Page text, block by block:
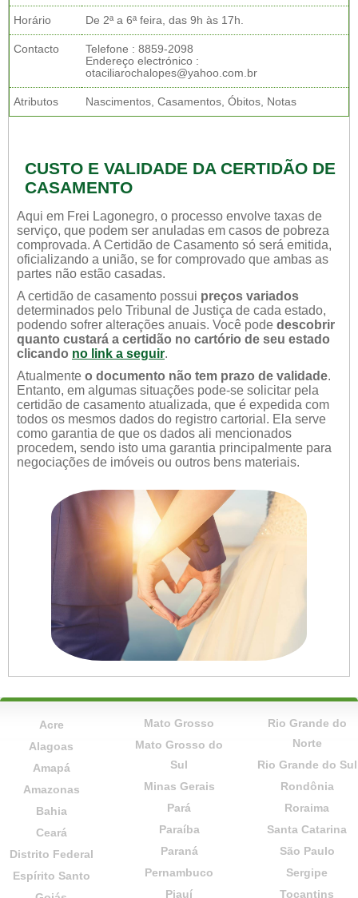
Horário De 2ª a 6ª feira, das 9h às 17h.
Contacto
Telefone : 8859-2098
Endereço electrónico :
otaciliarochalopes@yahoo.com.br
Atributos Nascimentos, Casamentos, Óbitos, Notas
CUSTO E VALIDADE DA CERTIDÃO DE
CASAMENTO
Aqui em Frei Lagonegro, o processo envolve taxas de
serviço, que podem ser anuladas em casos de pobreza
comprovada. A Certidão de Casamento só será emitida,
oficializando a união, se for comprovado que ambas as
partes não estão casadas.
A certidão de casamento possui preços variados
determinados pelo Tribunal de Justiça de cada estado,
podendo sofrer alterações anuais. Você pode descobrir
quanto custará a certidão no cartório de seu estado
clicando no link a seguir.
Atualmente o documento não tem prazo de validade.
Entanto, em algumas situações pode-se solicitar pela
certidão de casamento atualizada, que é expedida com
todos os mesmos dados do registro cartorial. Ela serve
como garantia de que os dados ali mencionados
procedem, sendo isto uma garantia principalmente para
negociações de imóveis ou outros bens materiais.
Acre
Alagoas
Amapá
Amazonas
Bahia
Ceará
Distrito Federal
Espírito Santo
Mato Grosso
Mato Grosso do
Sul
Minas Gerais
Pará
Paraíba
Paraná
Pernambuco
Piauí
Rio Grande do
Norte
Rio Grande do Sul
Rondônia
Roraima
Santa Catarina
São Paulo
Sergipe
Tocantins